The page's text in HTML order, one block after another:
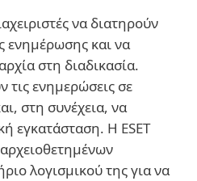
να διατηρούν
ενημέρωσης και να
στη διαδικασία.
τις ενημερώσεις σε
στη συνέχεια, να
εγκατάσταση. Η ESET
λογισμικού της για να